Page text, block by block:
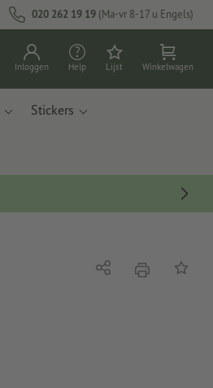
020 262 19 19 (Ma-vr 8-17 u Engels)
Inloggen Help Lijst Winkelwagen
Stickers
Delen afdrukkenOp de